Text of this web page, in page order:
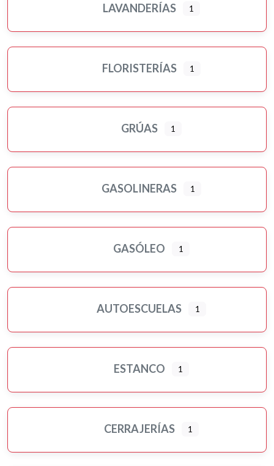
LAVANDERÍAS 1
FLORISTERÍAS 1
GRÚAS 1
GASOLINERAS 1
GASÓLEO 1
AUTOESCUELAS 1
ESTANCO 1
CERRAJERÍAS 1